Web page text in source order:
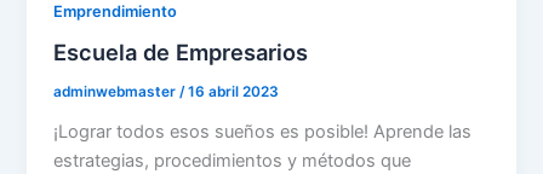
Emprendimiento
Escuela de Empresarios
adminwebmaster/16 abril 2023
¡Lograr todos esos sueños es posible! Aprende las
estrategias, procedimientos y métodos que